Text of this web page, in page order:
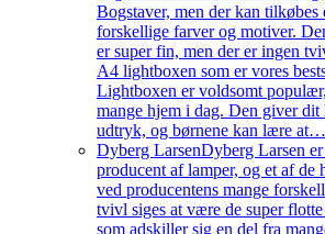
Bogstaver, men der kan tilkøbes
forskellige farver og motiver.
er super fin, men der er ingen
A4 lightboxen som er vores
Lightboxen er voldsomt
mange hjem i dag. Den giver dit
udtryk, og børnene kan lære at…
Dyberg LarsenDyberg Larsen
producent af lamper, og et af de
ved producentens mange
tvivl siges at være de super
som adskiller sig en del fra